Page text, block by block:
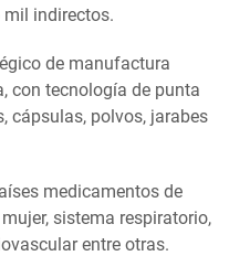
indirectos.
de manufactura
con tecnología de punta
cápsulas, polvos, jarabes
medicamentos de
sistema respiratorio,
entre otras.